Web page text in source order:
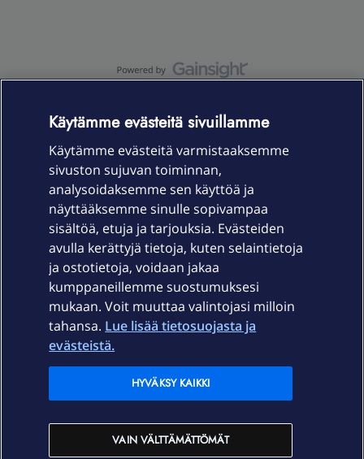
Laitteet & liittymät
Palvelut
Ajankohtaista
Elisa Oyj
In English
Käytämme evästeitä sivuillamme
Käytämme evästeitä varmistaaksemme
sivuston sujuvan toiminnan,
analysoidaksemme sen käyttöä ja
näyttääksemme sinulle sopivampaa
sisältöä, etuja ja tarjouksia. Evästeiden
avulla kerättyjä tietoja, kuten selaintietoja
ja ostotietoja, voidaan jakaa
kumppaneillemme suostumuksesi
mukaan. Voit muuttaa valintojasi milloin
tahansa. Lue lisää tietosuojasta ja
evästeistä.
VAIN VÄLTTÄMÄTTÖMÄT
HYVÄKSY KAIKKI